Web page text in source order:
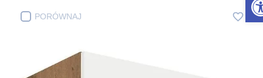
PORÓWNAJ